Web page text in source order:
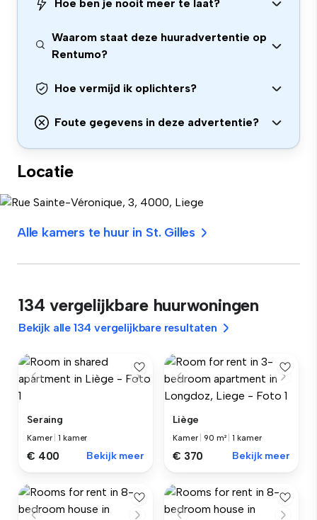
Hoe ben je nooit meer te laat?
Waarom staat deze huuradvertentie op
Rentumo?
Hoe vermijd ik oplichters?
Foute gegevens in deze advertentie?
Locatie
Alle kamers te huur in St. Gilles
134 vergelijkbare huurwoningen
Bekijk alle 134 vergelijkbare resultaten
Seraing
Kamer |1 kamer
€ 400 Bekijk meer
Liège
Kamer |90 m² |1 kamer
€ 370 Bekijk meer